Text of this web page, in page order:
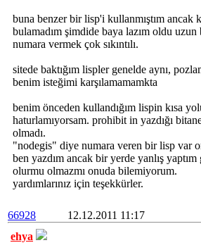
buna benzer bir lisp'i kullanmıştım ancak
bulamadım şimdide baya lazım oldu
numara vermek çok sıkıntılı.
sitede baktığım lispler genelde aynı,
benim isteğimi karşılamamamkta
benim önceden kullandığım lispin kısa
haturlamıyorsam. prohibit in yazdığı
olmadı.
"nodegis" diye numara veren bir lisp var
ben yazdım ancak bir yerde yanlış yaptım
olurmu olmazmı onuda bilemiyorum.
yardımlarınız için teşekkürler.
66928
12.12.2011 11:17
ehya